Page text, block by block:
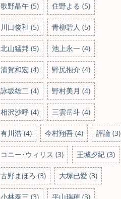
歌野晶午 (5) 住野よる (5)
川口俊和 (5) 青柳碧人 (5)
北山猛邦 (5) 池上永一 (4)
浦賀和宏 (4) 野尻抱介 (4)
詠坂雄二 (4) 野村美月 (4)
相沢沙呼 (4) 三雲岳斗 (4)
有川浩 (4) 今村翔吾 (4) 評論 (3)
コニー･ウィリス (3) 王城夕紀 (3)
古野まほろ (3) 大塚已愛 (3)
小林泰三 (3) 平山瑞穂 (3)